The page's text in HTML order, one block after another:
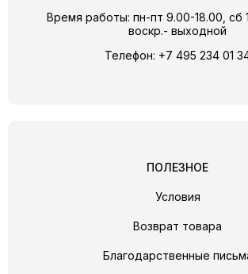
Время работы: пн-пт 9.00-18.00, сб
воскр.- выходной
Телефон: +7 495 234 01
ПОЛЕЗНОЕ
Условия
Возврат товара
Благодарственные